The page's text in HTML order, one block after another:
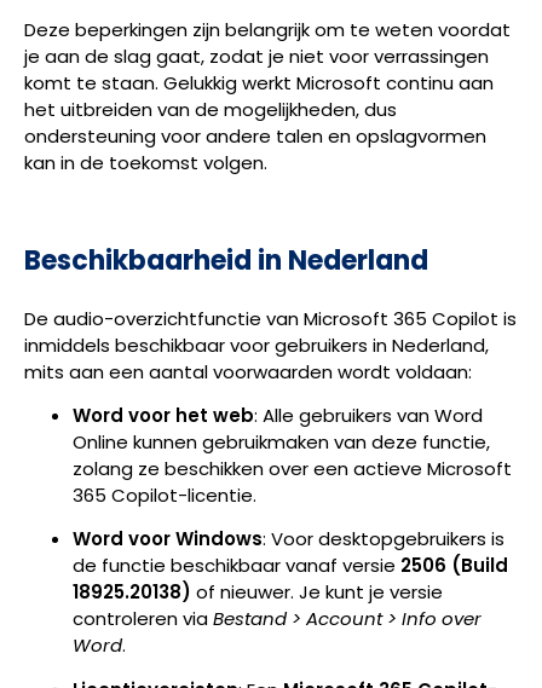
Deze beperkingen zijn belangrijk om te weten voordat
je aan de slag gaat, zodat je niet voor verrassingen
komt te staan. Gelukkig werkt Microsoft continu aan
het uitbreiden van de mogelijkheden, dus
ondersteuning voor andere talen en opslagvormen
kan in de toekomst volgen.
Beschikbaarheid in Nederland
De audio-overzichtfunctie van Microsoft 365 Copilot is
inmiddels beschikbaar voor gebruikers in Nederland,
mits aan een aantal voorwaarden wordt voldaan:
Word voor het web: Alle gebruikers van Word
Online kunnen gebruikmaken van deze functie,
zolang ze beschikken over een actieve Microsoft
365 Copilot-licentie.
Word voor Windows: Voor desktopgebruikers is
de functie beschikbaar vanaf versie 2506 (Build
18925.20138) of nieuwer. Je kunt je versie
controleren viaBestand > Account > Info over
Word.